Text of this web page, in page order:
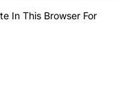
In This Browser For